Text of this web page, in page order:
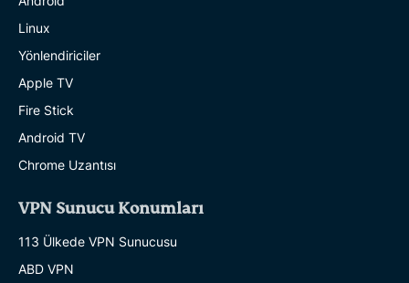
Linux
Yönlendiriciler
Apple TV
Fire Stick
Android TV
Chrome Uzantısı
VPN Sunucu Konumları
113 Ülkede VPN Sunucusu
ABD VPN